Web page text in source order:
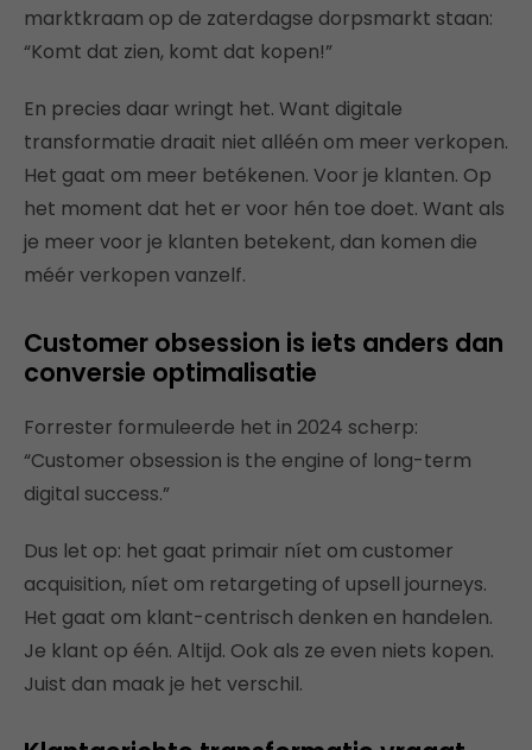
marktkraam op de zaterdagse dorpsmarkt staan:
“Komt dat zien, komt dat kopen!”
En precies daar wringt het. Want digitale
transformatie draait niet alléén om meer verkopen.
Het gaat om meer betékenen. Voor je klanten. Op
het moment dat het er voor hén toe doet. Want als
je meer voor je klanten betekent, dan komen die
méér verkopen vanzelf.
Customer obsession is iets anders dan
conversie optimalisatie
Forrester formuleerde het in 2024 scherp:
“Customer obsession is the engine of long-term
digital success.”
Dus let op: het gaat primair níet om customer
acquisition, níet om retargeting of upsell journeys.
Het gaat om klant-centrisch denken en handelen.
Je klant op één. Altijd. Ook als ze even niets kopen.
Juist dan maak je het verschil.